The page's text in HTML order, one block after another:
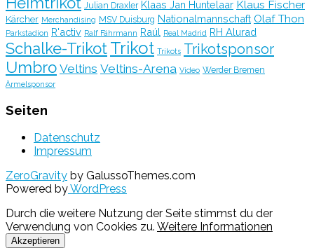
Julian Draxler Klaas Jan Huntelaar Klaus Fischer
Kärcher Merchandising MSV Duisburg Nationalmannschaft Olaf Thon
Parkstadion R'activ Ralf Fährmann Raúl Real Madrid RH Alurad
Schalke-TrikotTrikot Trikots Trikotsponsor
Umbro Veltins Veltins-Arena Video Werder Bremen
Ärmelsponsor
Seiten
Datenschutz
Impressum
ZeroGravity by GalussoThemes.com
Powered byWordPress
Durch die weitere Nutzung der Seite stimmst du der
Verwendung von Cookies zu. Weitere Informationen
Akzeptieren